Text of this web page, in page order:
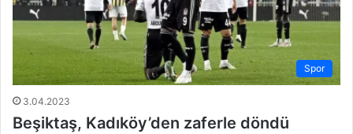
Spor
3.04.2023
Beşiktaş, Kadıköy’den zaferle döndü